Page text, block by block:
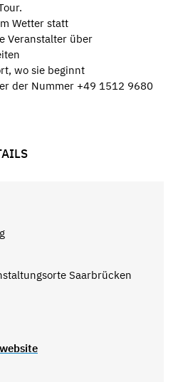
Wetter statt
Veranstalter über
wo sie beginnt
der Nummer +49 1512 9680
Saarbrücken